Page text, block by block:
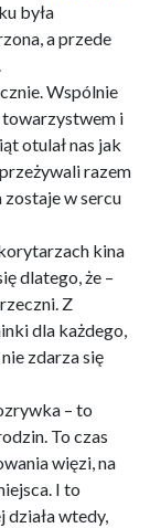
była
a przede
Wspólnie
towarzystwem i
otulał nas jak
razem
w sercu
kina
dlatego, że –
Z
dla każdego,
zdarza się
– to
To czas
więzi, na
I to
działa wtedy,